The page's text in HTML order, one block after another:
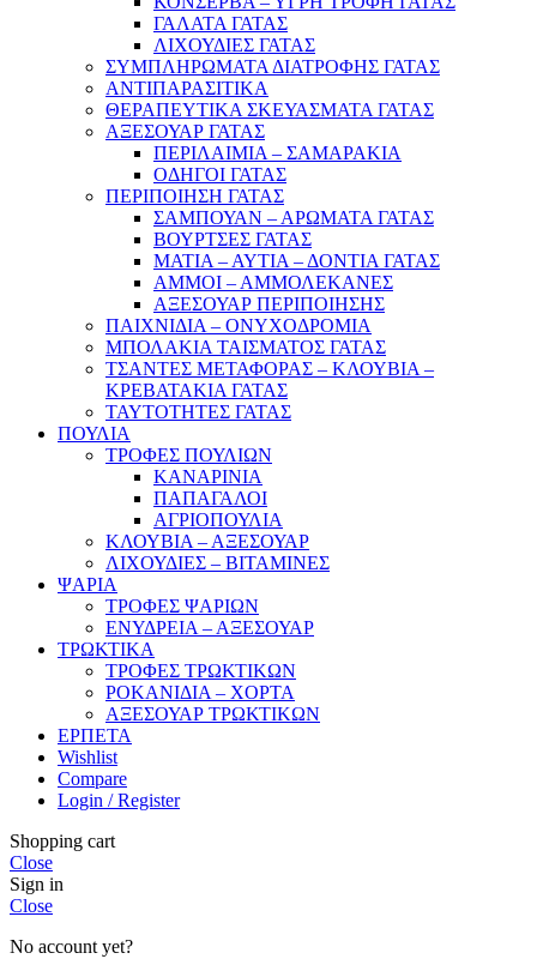
ΓΑΛΑΤΑ ΓΑΤΑΣ
ΛΙΧΟΥΔΙΕΣ ΓΑΤΑΣ
ΣΥΜΠΛΗΡΩΜΑΤΑ ΔΙΑΤΡΟΦΗΣ ΓΑΤΑΣ
ΑΝΤΙΠΑΡΑΣΙΤΙΚΑ
ΘΕΡΑΠΕΥΤΙΚΑ ΣΚΕΥΑΣΜΑΤΑ ΓΑΤΑΣ
ΑΞΕΣΟΥΑΡ ΓΑΤΑΣ
ΠΕΡΙΛΑΙΜΙΑ – ΣΑΜΑΡΑΚΙΑ
ΟΔΗΓΟΙ ΓΑΤΑΣ
ΠΕΡΙΠΟΙΗΣΗ ΓΑΤΑΣ
ΣΑΜΠΟΥΑΝ – ΑΡΩΜΑΤΑ ΓΑΤΑΣ
ΒΟΥΡΤΣΕΣ ΓΑΤΑΣ
ΜΑΤΙΑ – ΑΥΤΙΑ – ΔΟΝΤΙΑ ΓΑΤΑΣ
ΑΜΜΟΙ – ΑΜΜΟΛΕΚΑΝΕΣ
ΑΞΕΣΟΥΑΡ ΠΕΡΙΠΟΙΗΣΗΣ
ΠΑΙΧΝΙΔΙΑ – ΟΝΥΧΟΔΡΟΜΙΑ
ΜΠΟΛΑΚΙΑ ΤΑΙΣΜΑΤΟΣ ΓΑΤΑΣ
ΤΣΑΝΤΕΣ ΜΕΤΑΦΟΡΑΣ – ΚΛΟΥΒΙΑ –
ΚΡΕΒΑΤΑΚΙΑ ΓΑΤΑΣ
ΤΑΥΤΟΤΗΤΕΣ ΓΑΤΑΣ
ΠΟΥΛΙΑ
ΤΡΟΦΕΣ ΠΟΥΛΙΩΝ
ΚΑΝΑΡΙΝΙΑ
ΠΑΠΑΓΑΛΟΙ
ΑΓΡΙΟΠΟΥΛΙΑ
ΚΛΟΥΒΙΑ – ΑΞΕΣΟΥΑΡ
ΛΙΧΟΥΔΙΕΣ – ΒΙΤΑΜΙΝΕΣ
ΨΑΡΙΑ
ΤΡΟΦΕΣ ΨΑΡΙΩΝ
ΕΝΥΔΡΕΙΑ – ΑΞΕΣΟΥΑΡ
ΤΡΩΚΤΙΚΑ
ΤΡΟΦΕΣ ΤΡΩΚΤΙΚΩΝ
ΡΟΚΑΝΙΔΙΑ – ΧΟΡΤΑ
ΑΞΕΣΟΥΑΡ ΤΡΩΚΤΙΚΩΝ
ΕΡΠΕΤΑ
Wishlist
Compare
Login / Register
Shopping cart
Close
Sign in
Close
No account yet?